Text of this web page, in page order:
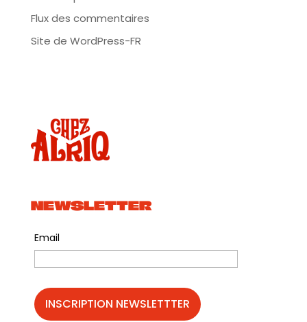
Flux des commentaires
Site de WordPress-FR
NEWSLETTER
Email